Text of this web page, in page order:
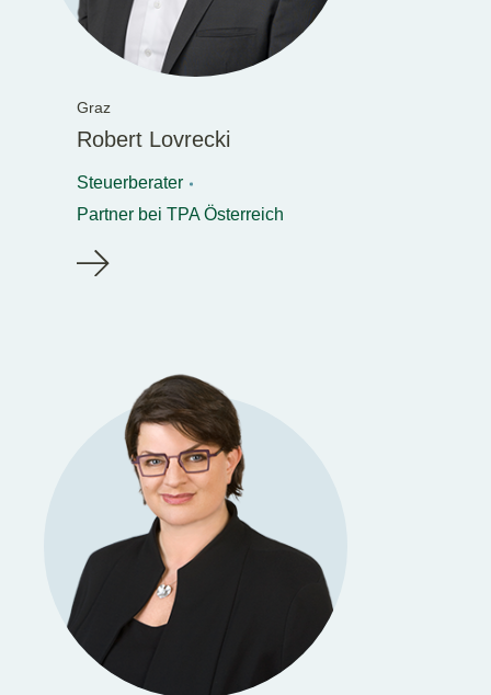
Graz
Robert Lovrecki
Steuerberater
Partner bei TPA Österreich